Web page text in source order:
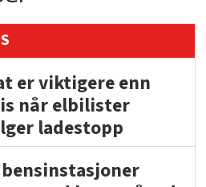
er viktigere enn
når elbilister
ladestopp